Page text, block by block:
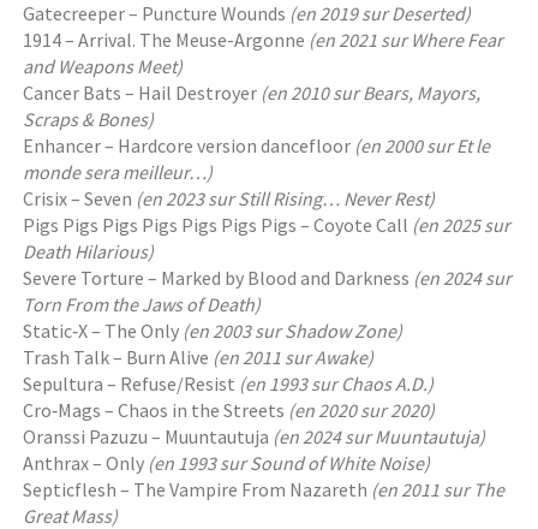
Gatecreeper – Puncture Wounds (en 2019 sur Deserted)
1914 – Arrival. The Meuse-Argonne (en 2021 sur Where Fear
and Weapons Meet)
Cancer Bats – Hail Destroyer (en 2010 sur Bears, Mayors,
Scraps & Bones)
Enhancer – Hardcore version dancefloor (en 2000 sur Et le
monde sera meilleur…)
Crisix – Seven (en 2023 sur Still Rising… Never Rest)
Pigs Pigs Pigs Pigs Pigs Pigs Pigs – Coyote Call (en 2025 sur
Death Hilarious)
Severe Torture – Marked by Blood and Darkness (en 2024 sur
Torn From the Jaws of Death)
Static‐X – The Only (en 2003 sur Shadow Zone)
Trash Talk – Burn Alive (en 2011 sur Awake)
Sepultura – Refuse/Resist (en 1993 sur Chaos A.D.)
Cro‐Mags – Chaos in the Streets (en 2020 sur 2020)
Oranssi Pazuzu – Muuntautuja (en 2024 sur Muuntautuja)
Anthrax – Only (en 1993 sur Sound of White Noise)
Septicflesh – The Vampire From Nazareth (en 2011 sur The
Great Mass)